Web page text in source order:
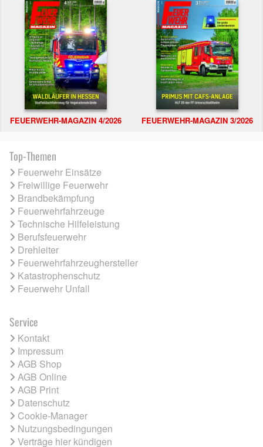
FEUERWEHR-MAGAZIN 4/2026 FEUERWEHR-MAGAZIN 3/2026
Top-Themen
Feuerwehr Einsätze
Freiwillige Feuerwehr
Brandbekämpfung
Feuerwehrfahrzeuge
Technische Hilfeleistung
Berufsfeuerwehr
Drehleiter
Feuerwehrfahrzeughersteller
Katastrophenschutz
Feuerwehr Unfall
Service
Kontakt
Impressum
AGB Shop
AGB Online
AGB Print
Datenschutz
Cookie-Manager
Nutzungsbedingungen
Verträge hier kündigen